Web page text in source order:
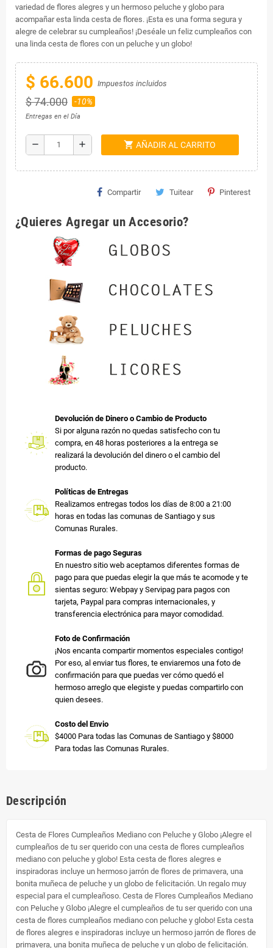
variedad de flores alegres y un hermoso peluche y globo para
acompañar esta linda cesta de flores. ¡Esta es una forma segura y
alegre de celebrar su cumpleaños! ¡Deséale un feliz cumpleaños con
una linda cesta de flores con un peluche y un globo!
$ 66.600 Impuestos incluidos
$ 74.000 -10%
Entregas en el Día
remove add shopping_cart AÑADIR AL CARRITO
Compartir Tuitear Pinterest
¿Quieres Agregar un Accesorio?
Devolución de Dinero o Cambio de Producto
Si por alguna razón no quedas satisfecho con tu
compra, en 48 horas posteriores a la entrega se
realizará la devolución del dinero o el cambio del
producto.
Políticas de Entregas
Realizamos entregas todos los días de 8:00 a 21:00
horas en todas las comunas de Santiago y sus
Comunas Rurales.
Formas de pago Seguras
En nuestro sitio web aceptamos diferentes formas de
pago para que puedas elegir la que más te acomode y te
sientas seguro: Webpay y Servipag para pagos con
tarjeta, Paypal para compras internacionales, y
transferencia electrónica para mayor comodidad.
Foto de Confirmación
¡Nos encanta compartir momentos especiales contigo!
Por eso, al enviar tus flores, te enviaremos una foto de
confirmación para que puedas ver cómo quedó el
hermoso arreglo que elegiste y puedas compartirlo con
quien desees.
Costo del Envio
$4000 Para todas las Comunas de Santiago y $8000
Para todas las Comunas Rurales.
Descripción
Cesta de Flores Cumpleaños Mediano con Peluche y Globo ¡Alegre el
cumpleaños de tu ser querido con una cesta de flores cumpleaños
mediano con peluche y globo! Esta cesta de flores alegres e
inspiradoras incluye un hermoso jarrón de flores de primavera, una
bonita muñeca de peluche y un globo de felicitación. Un regalo muy
especial para el cumpleañoso. Cesta de Flores Cumpleaños Mediano
con Peluche y Globo ¡Alegre el cumpleaños de tu ser querido con una
cesta de flores cumpleaños mediano con peluche y globo! Esta cesta
de flores alegres e inspiradoras incluye un hermoso jarrón de flores de
primavera, una bonita muñeca de peluche y un globo de felicitación.